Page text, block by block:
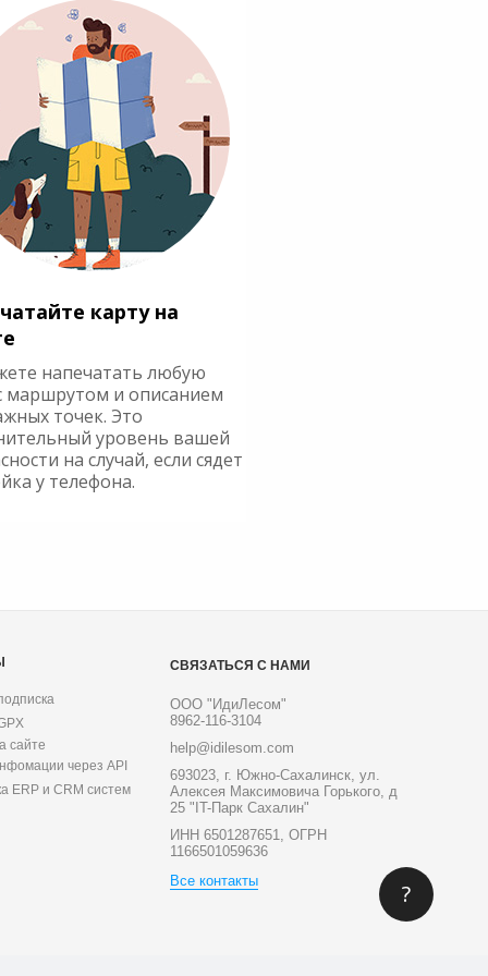
карту на
напечатать любую
маршрутом и описанием
точек. Это
уровень вашей
на случай, если сядет
у телефона.
сайте
через API
ERP и CRM систем
СВЯЗАТЬСЯ С НАМИ
ООО "ИдиЛесом"
8962-116-3104
help@idilesom.com
693023, г. Южно-Сахалинск, ул.
Алексея Максимовича Горького, д
25 "IT-Парк Сахалин"
ИНН 6501287651, ОГРН
1166501059636
Все контакты
?